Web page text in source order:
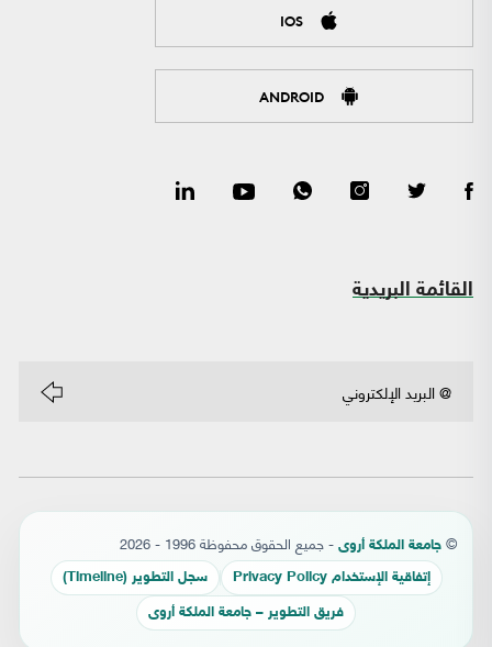
IOS
ANDROID
القائمة البريدية
© جامعة الملكة أروى - جميع الحقوق محفوظة 1996 - 2026
إتفاقية الإستخدام Privacy Policy سجل التطوير (Timeline)
فريق التطوير – جامعة الملكة أروى